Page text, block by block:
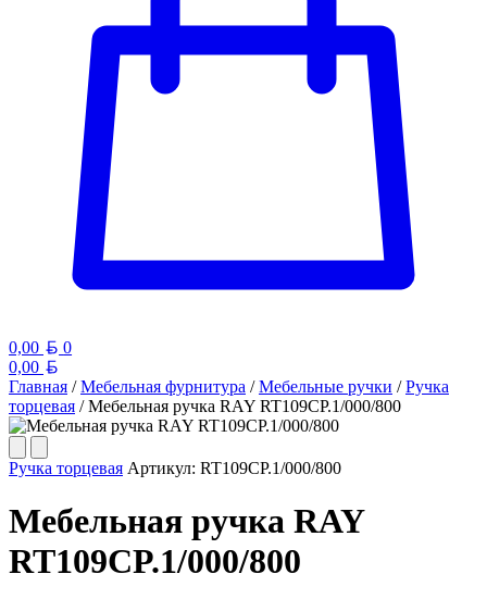
0,00 Белорусский рубль
0
0,00
Главная /Мебельная фурнитура /Мебельные ручки /Ручка
торцевая / Мебельная ручка RAY RT109CP.1/000/800
Ручка торцевая Артикул: RT109CP.1/000/800
Мебельная ручка RAY
RT109CP.1/000/800